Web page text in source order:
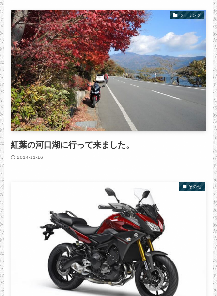
ツーリング
紅葉の河口湖に行って来ました。
2014-11-16
その他